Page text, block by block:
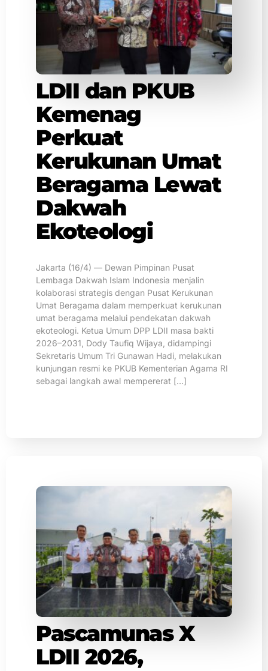
LDII dan PKUB
Kemenag
Perkuat
Kerukunan Umat
Beragama Lewat
Dakwah
Ekoteologi
Jakarta (16/4) — Dewan Pimpinan Pusat
Lembaga Dakwah Islam Indonesia menjalin
kolaborasi strategis dengan Pusat Kerukunan
Umat Beragama dalam memperkuat kerukunan
umat beragama melalui pendekatan dakwah
ekoteologi. Ketua Umum DPP LDII masa bakti
2026–2031, Dody Taufiq Wijaya, didampingi
Sekretaris Umum Tri Gunawan Hadi, melakukan
kunjungan resmi ke PKUB Kementerian Agama RI
sebagai langkah awal mempererat […]
Pascamunas X
LDII 2026,